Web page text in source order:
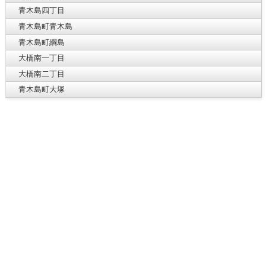
青木島四丁目
青木島町青木島
青木島町綱島
大橋南一丁目
大橋南二丁目
青木島町大塚